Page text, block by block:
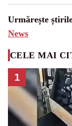
Urmărește
News
CELE MAI
1